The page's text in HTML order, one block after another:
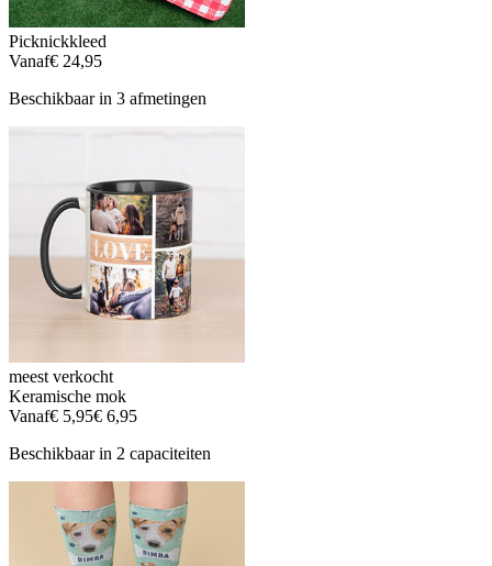
Picknickkleed
Vanaf€ 24,95
Beschikbaar in 3 afmetingen
meest verkocht
Keramische mok
Vanaf€ 5,95€ 6,95
Beschikbaar in 2 capaciteiten